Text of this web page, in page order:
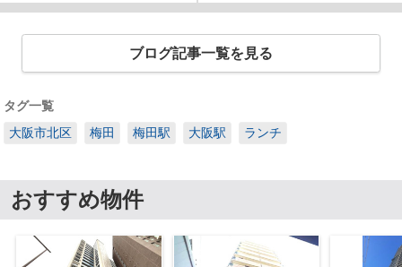
ブログ記事一覧を見る
タグ一覧
大阪市北区
梅田 梅田駅 大阪駅 ランチ
おすすめ物件